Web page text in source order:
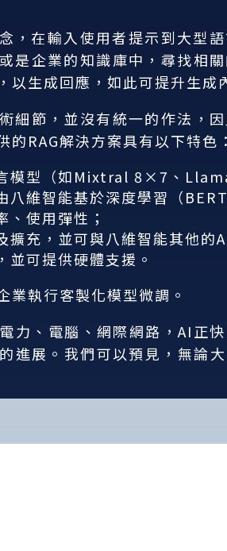
，在輸入使用者提示到大型
是企業的知識庫中，尋找相
以生成回應，如此可提升生成
細節，並沒有統一的作法，
的RAG解決方案具有以下特色：
模型（如Mixtral 8×7、
八維智能基於深度學習（
、使用彈性；
擴充，並可與八維智能其他的
並可提供硬體支援。
業執行客製化模型微調。
力、電腦、網際網路，AI正
進展。我們可以預見，無論